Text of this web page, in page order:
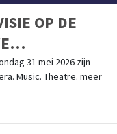
OP DE
31 mei 2026 zijn
Music. Theatre. meer